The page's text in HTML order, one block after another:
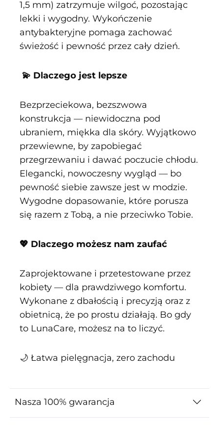
1,5 mm) zatrzymuje wilgoć, pozostając
lekki i wygodny. Wykończenie
antybakteryjne pomaga zachować
świeżość i pewność przez cały dzień.
💫 Dlaczego jest lepsze
Bezprzeciekowa, bezszwowa
konstrukcja — niewidoczna pod
ubraniem, miękka dla skóry. Wyjątkowo
przewiewne, by zapobiegać
przegrzewaniu i dawać poczucie chłodu.
Elegancki, nowoczesny wygląd — bo
pewność siebie zawsze jest w modzie.
Wygodne dopasowanie, które porusza
się razem z Tobą, a nie przeciwko Tobie.
💖 Dlaczego możesz nam zaufać
Zaprojektowane i przetestowane przez
kobiety — dla prawdziwego komfortu.
Wykonane z dbałością i precyzją oraz z
obietnicą, że po prostu działają. Bo gdy
to LunaCare, możesz na to liczyć.
🌙 Łatwa pielęgnacja, zero zachodu
Nasza 100% gwarancja